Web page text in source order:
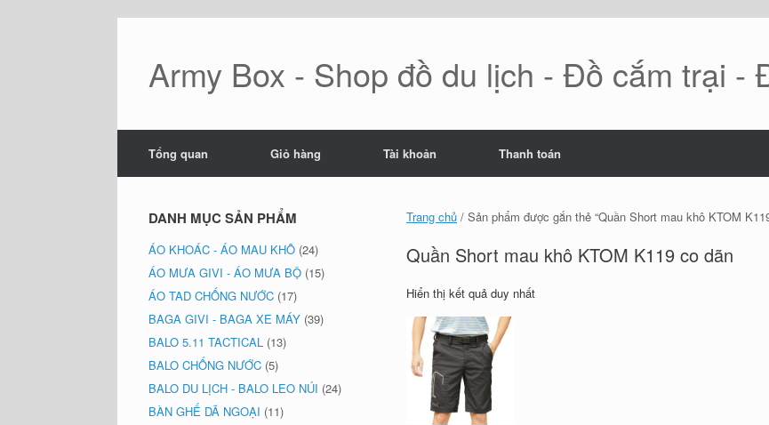
Army Box - Shop đồ du lịch - Đồ cắm trại -
Tổng quan Giỏ hàng Tài khoản Thanh toán
Trang chủ / Sản phẩm được gắn thẻ “Quần Short mau khô KTOM
Quần Short mau khô KTOM K119 co dãn
Hiển thị kết quả duy nhất
DANH MỤC SẢN PHẨM
ÁO KHOÁC - ÁO MAU KHÔ (24)
ÁO MƯA GIVI - ÁO MƯA BỘ (15)
ÁO TAD CHỐNG NƯỚC (17)
BAGA GIVI - BAGA XE MÁY (39)
BALO 5.11 TACTICAL (13)
BALO CHỐNG NƯỚC (5)
BALO DU LỊCH - BALO LEO NÚI (24)
BÀN GHẾ DÃ NGOẠI (11)